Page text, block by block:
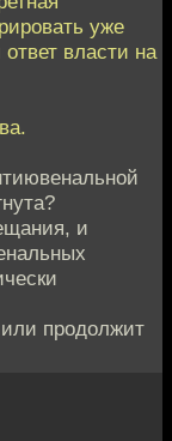
уже
власти на
и
продолжит